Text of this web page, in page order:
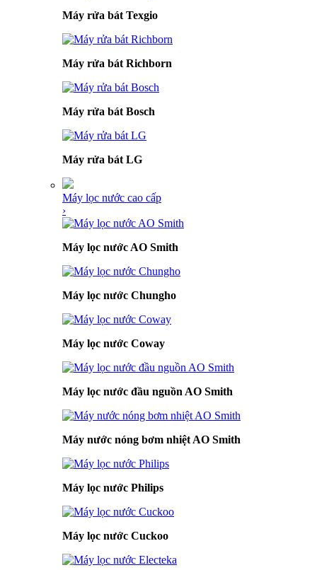
Máy rửa bát Texgio
Máy rửa bát Richborn
Máy rửa bát Bosch
Máy rửa bát LG
Máy lọc nước cao cấp
›
Máy lọc nước AO Smith
Máy lọc nước Chungho
Máy lọc nước Coway
Máy lọc nước đầu nguồn AO Smith
Máy nước nóng bơm nhiệt AO Smith
Máy lọc nước Philips
Máy lọc nước Cuckoo